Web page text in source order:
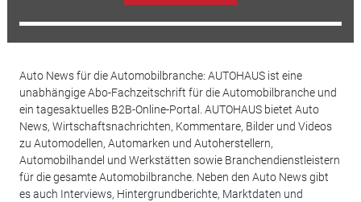
Auto News für die Automobilbranche: AUTOHAUS ist eine
unabhängige Abo-Fachzeitschrift für die Automobilbranche und
ein tagesaktuelles B2B-Online-Portal. AUTOHAUS bietet Auto
News, Wirtschaftsnachrichten, Kommentare, Bilder und Videos
zu Automodellen, Automarken und Autoherstellern,
Automobilhandel und Werkstätten sowie Branchendienstleistern
für die gesamte Automobilbranche. Neben den Auto News gibt
es auch Interviews, Hintergrundberichte, Marktdaten und